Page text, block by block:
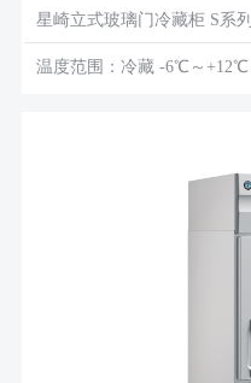
星崎立式玻璃门冷藏柜 S系列
温度范围：冷藏 -6℃～+12℃